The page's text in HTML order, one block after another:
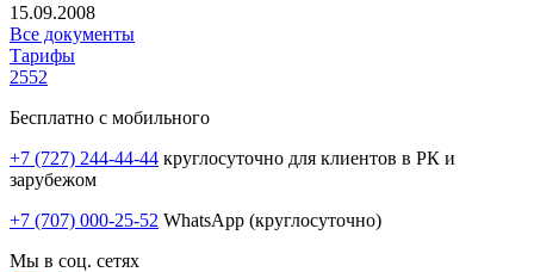
15.09.2008
Все документы
Тарифы
2552
Бесплатно с мобильного
+7 (727) 244-44-44 круглосуточно для клиентов в РК и
зарубежом
+7 (707) 000-25-52 WhatsApp (круглосуточно)
Мы в соц. сетях